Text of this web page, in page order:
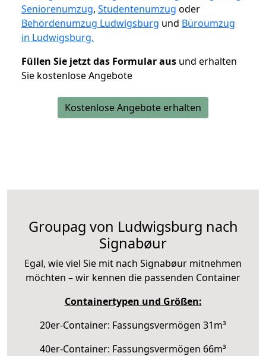
Seniorenumzug, Studentenumzug oder
Behördenumzug Ludwigsburg und Büroumzug
in Ludwigsburg.
Füllen Sie jetzt das Formular aus und erhalten
Sie kostenlose Angebote
Kostenlose Angebote erhalten
Groupag von Ludwigsburg nach
Signabøur
Egal, wie viel Sie mit nach Signabøur mitnehmen
möchten – wir kennen die passenden Container
Containertypen und Größen:
20er-Container: Fassungsvermögen 31m³
40er-Container: Fassungsvermögen 66m³